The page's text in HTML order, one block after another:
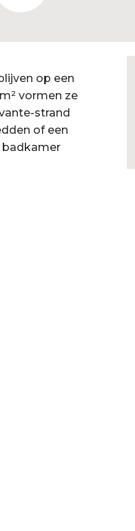
op een
vormen ze
strand
of een
badkamer